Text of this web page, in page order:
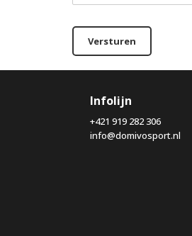
Versturen
Infolijn
+421 919 282 306
info@domivosport.nl